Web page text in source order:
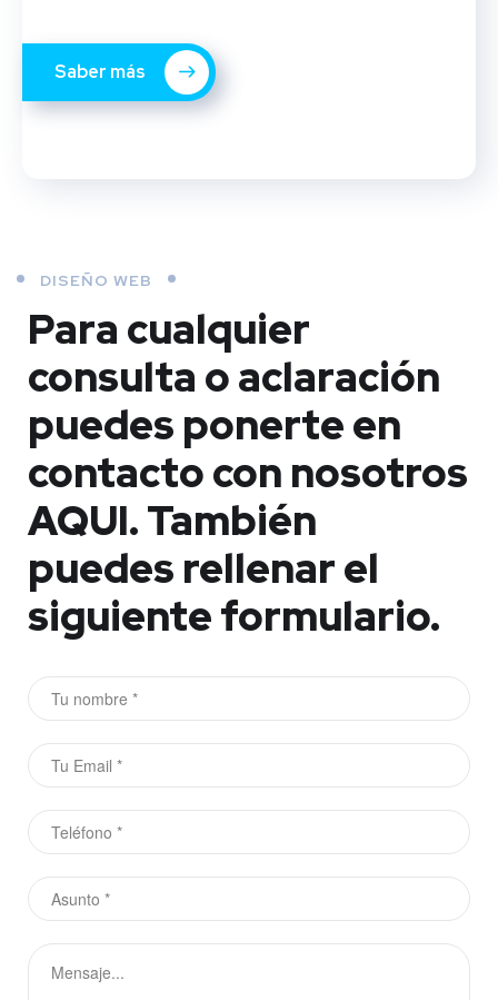
Saber más
DISEÑO WEB
Para cualquier
consulta o aclaración
puedes ponerte en
contacto con nosotros
AQUI.También
puedes rellenar el
siguiente formulario.